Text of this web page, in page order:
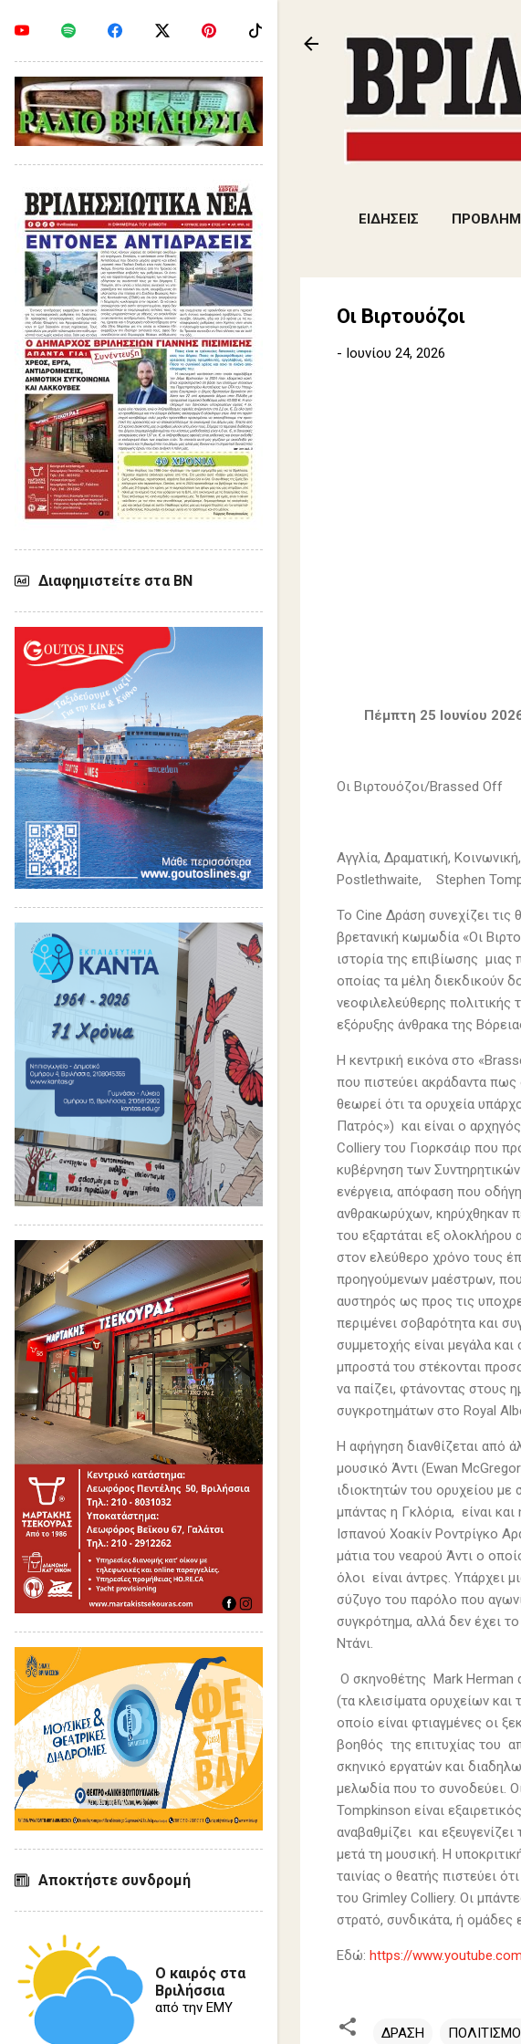
ΕΙΔΗΣΕΙΣ
Οι Βιρτουόζοι
- Ιουνίου 24, 2026
Πέμπτη 25 Ιουνίου
Οι Βιρτουόζοι/Brassed Off
Αγγλία, Δραματική,
Postlethwaite, Stephen
To Cine Δράση συνεχίζει τις
βρετανική κωμωδία «Οι
ιστορία της επιβίωσης
οποίας τα μέλη διεκδικούν
νεοφιλελεύθερης πολιτικής
εξόρυξης άνθρακα της
Η κεντρική εικόνα στο
που πιστεύει ακράδαντα πως
θεωρεί ότι τα ορυχεία
Πατρός») και είναι ο
Colliery του Γιορκσάιρ που
κυβέρνηση των
ενέργεια, απόφαση που
ανθρακωρύχων, κηρύχθηκαν
του εξαρτάται εξ ολοκλήρου
στον ελεύθερο χρόνο τους
προηγούμενων μαέστρων, που
αυστηρός ως προς τις
περιμένει σοβαρότητα και
συμμετοχής είναι μεγάλα
μπροστά του στέκονται
να παίζει, φτάνοντας στους
συγκροτημάτων στο Royal
Η αφήγηση διανθίζεται από
μουσικό Άντι (Ewan
ιδιοκτητών του ορυχείου
μπάντας η Γκλόρια, είναι
Ισπανού Χοακίν Ροντρίγκο
μάτια του νεαρού Άντι ο
όλοι είναι άντρες. Υπάρχει
σύζυγο του παρόλο που
συγκρότημα, αλλά δεν έχει
Ντάνι.
Ο σκηνοθέτης Mark Herman
(τα κλεισίματα ορυχείων
οποίο είναι φτιαγμένες οι
βοηθός της επιτυχίας του
σκηνικό εργατών και
μελωδία που το συνοδεύει.
Tompkinson είναι
αναβαθμίζει και
μετά τη μουσική. Η
ταινίας ο θεατής πιστεύει
του Grimley Colliery. Οι
στρατό, συνδικάτα, ή ομάδες
Εδώ: https://
ΔΡΑΣΗ
Διαφημιστείτε στα ΒΝ
Αποκτήστε συνδρομή
Ο καιρός στα
Βριλήσσια
από την ΕΜΥ